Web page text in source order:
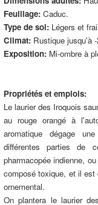
Feuillage: Caduc.
Type de sol: Légers et
Climat: Rustique jusqu'à -
Exposition: Mi-ombre à
Propriétés et emplois:
Le laurier des Iroquois
au rouge orangé à
aromatique dégage
différentes parties de
pharmacopée indienne,
composé toxique, et il est
ornemental.
On plantera le laurier